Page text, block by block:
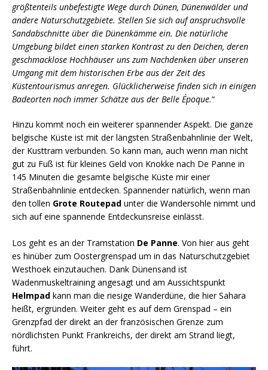
größtenteils unbefestigte Wege durch Dünen, Dünenwälder und
andere Naturschutzgebiete. Stellen Sie sich auf anspruchsvolle
Sandabschnitte über die Dünenkämme ein. Die natürliche
Umgebung bildet einen starken Kontrast zu den Deichen, deren
geschmacklose Hochhäuser uns zum Nachdenken über unseren
Umgang mit dem historischen Erbe aus der Zeit des
Küstentourismus anregen. Glücklicherweise finden sich in einigen
Badeorten noch immer Schätze aus der Belle Époque.“
Hinzu kommt noch ein weiterer spannender Aspekt. Die ganze
belgische Küste ist mit der längsten Straßenbahnlinie der Welt,
der Kusttram verbunden. So kann man, auch wenn man nicht
gut zu Fuß ist für kleines Geld von Knokke nach De Panne in
145 Minuten die gesamte belgische Küste mir einer
Straßenbahnlinie entdecken. Spannender natürlich, wenn man
den tollen Grote Routepad unter die Wandersohle nimmt und
sich auf eine spannende Entdeckunsreise einlässt.
Los geht es an der Tramstation De Panne. Von hier aus geht
es hinüber zum Oostergrenspad um in das Naturschutzgebiet
Westhoek einzutauchen. Dank Dünensand ist
Wadenmuskeltraining angesagt und am Aussichtspunkt
Helmpad kann man die riesige Wanderdüne, die hier Sahara
heißt, ergründen. Weiter geht es auf dem Grenspad – ein
Grenzpfad der direkt an der französischen Grenze zum
nördlichsten Punkt Frankreichs, der direkt am Strand liegt,
führt.